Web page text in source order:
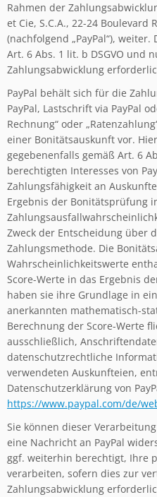
Rahmen der
et Cie, S.C.A., 22-24 Boulevard
(nachfolgend „PayPal“),
Art. 6 Abs. 1 lit. b DSGVO und
Zahlungsabwicklung
PayPal behält sich für die
PayPal, Lastschrift via PayPal
Rechnung“ oder
einer Bonitätsauskunft vor.
gegebenenfalls gemäß Art. 6
berechtigten Interesses von
Zahlungsfähigkeit an
Ergebnis der Bonitätsprüfung
Zweck der Entscheidung über
Zahlungsmethode. Die
Wahrscheinlichkeitswerte
Score-Werte in das Ergebnis
haben sie ihre Grundlage in
anerkannten mathematisch-
Berechnung der Score-Werte
ausschließlich,
datenschutzrechtliche
verwendeten Auskunfteien,
Datenschutzerklärung von
https://www.paypal.com/de/
Sie können dieser
eine Nachricht an PayPal
ggf. weiterhin berechtigt, Ihre
verarbeiten, sofern dies zur
Zahlungsabwicklung